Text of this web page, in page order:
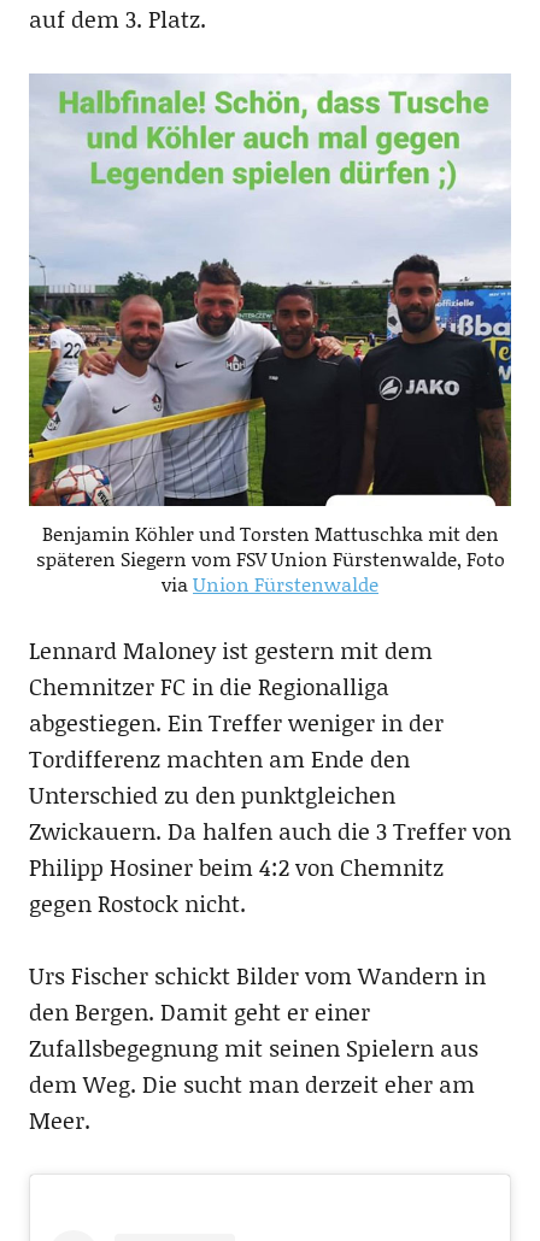
auf dem 3. Platz.
Benjamin Köhler und Torsten Mattuschka mit den
späteren Siegern vom FSV Union Fürstenwalde, Foto
viaUnion Fürstenwalde
Lennard Maloney ist gestern mit dem
Chemnitzer FC in die Regionalliga
abgestiegen. Ein Treffer weniger in der
Tordifferenz machten am Ende den
Unterschied zu den punktgleichen
Zwickauern. Da halfen auch die 3 Treffer von
Philipp Hosiner beim 4:2 von Chemnitz
gegen Rostock nicht.
Urs Fischer schickt Bilder vom Wandern in
den Bergen. Damit geht er einer
Zufallsbegegnung mit seinen Spielern aus
dem Weg. Die sucht man derzeit eher am
Meer.